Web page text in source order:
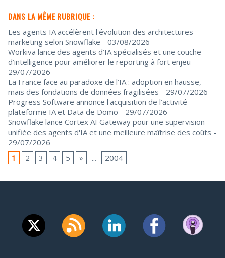
DANS LA MÊME RUBRIQUE :
Les agents IA accélèrent l'évolution des architectures
marketing selon Snowflake - 03/08/2026
Workiva lance des agents d’IA spécialisés et une couche
d’intelligence pour améliorer le reporting à fort enjeu -
29/07/2026
La France face au paradoxe de l’IA : adoption en hausse,
mais des fondations de données fragilisées - 29/07/2026
Progress Software annonce l'acquisition de l’activité
plateforme IA et Data de Domo - 29/07/2026
Snowflake lance Cortex AI Gateway pour une supervision
unifiée des agents d'IA et une meilleure maîtrise des coûts -
29/07/2026
1
2 3 4 5 » ... 2004